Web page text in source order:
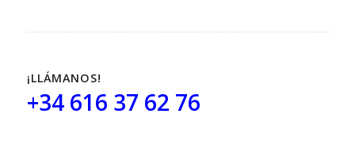
¡LLÁMANOS!
+34 616 37 62 76